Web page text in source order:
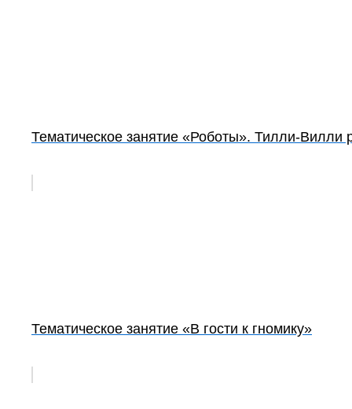
Тематическое занятие «Роботы». Тилли-Вилли
Тематическое занятие «В гости к гномику»